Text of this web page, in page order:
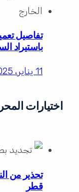
تفاصيل
باستيراد
11 يناير، 2025
اختيارات
تحذير من
قطر